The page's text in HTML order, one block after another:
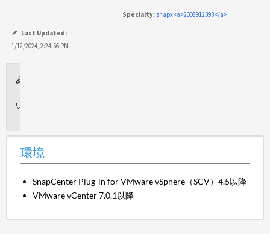
Specialty: snapx<a>2008912393</a>
Last Updated:
1/12/2024, 2:24:56 PM
環境
SnapCenter Plug-in for VMware vSphere（SCV）4.5以降
VMware vCenter 7.0.1以降